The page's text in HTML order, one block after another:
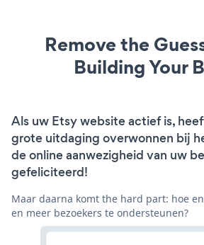
Remove the
Building Your
Als uw Etsy website actief is,
grote uitdaging overwonnen bij
de online aanwezigheid van uw
gefeliciteerd!
Maar daarna komt the hard part: hoe
en meer bezoekers te ondersteunen?